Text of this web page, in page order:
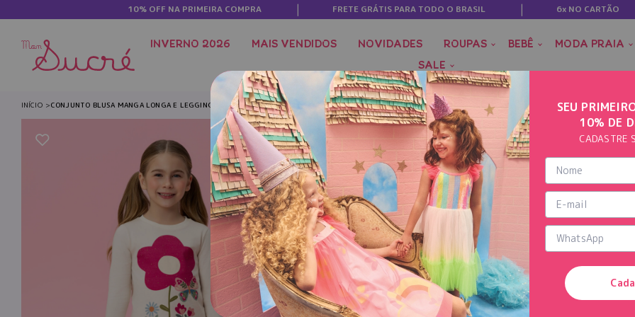
10% OFF NA PRIMEIRA COMPRA FRETE GRÁTIS PARA TODO O BRASIL 6x NO CARTÃO
INVERNO 2026 MAIS VENDIDOS NOVIDADES ROUPAS BEBÊ MODA PRAIA
SALE
INÍCIO CONJUNTO BLUSA MANGA LONGA E LEGGING ESTAMPA FLORES
SEU
10% DE
CADASTRE